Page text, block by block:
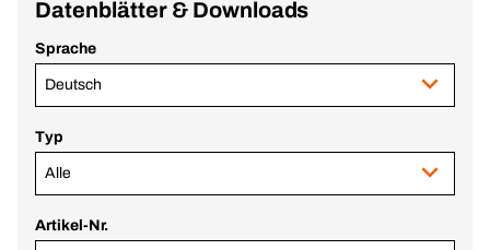
Datenblätter & Downloads
Sprache
Deutsch
Typ
Alle
Artikel-Nr.